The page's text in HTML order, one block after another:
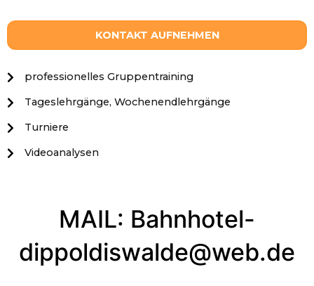
KONTAKT AUFNEHMEN
professionelles Gruppentraining
Tageslehrgänge, Wochenendlehrgänge
Turniere
Videoanalysen
MAIL: Bahnhotel-
dippoldiswalde@web.de